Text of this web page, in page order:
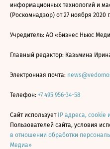
информационных технологий и
(Роскомнадзор) от 27 ноября 2020
Учредитель: АО «Бизнес Ньюс
Главный редактор: Казьмина
Электронная почта:
Телефон: +7 495 956-34-58
Сайт использует IP адреса,
Пользователей сайта, условия
в отношении обработки
Медиа»